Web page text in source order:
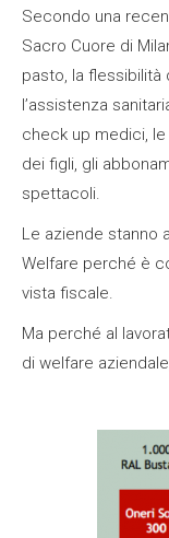
Secondo una
Sacro Cuore di
pasto, la flessibilità
l’assistenza
check up medici,
dei figli, gli
spettacoli.
Le aziende stanno
Welfare perché è
vista fiscale.
Ma perché al
di welfare